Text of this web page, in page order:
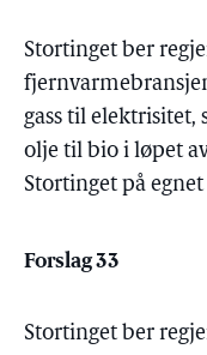
Stortinget ber
gass til elektrisitet,
olje til bio i løpet
Stortinget på
Forslag 33
Stortinget ber